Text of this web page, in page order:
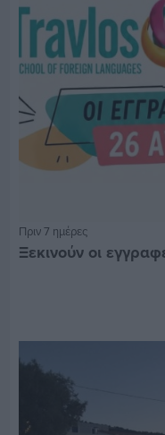
Πριν 7 ημέρες
Ξεκινούν οι